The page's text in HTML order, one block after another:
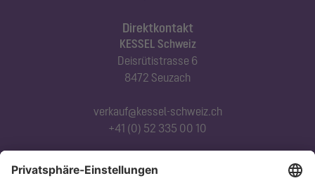
Direktkontakt
KESSEL Schweiz
Deisrütistrasse 6
8472 Seuzach
verkauf@kessel-schweiz.ch
+41 (0) 52 335 00 10
Abonnieren Sie unseren Newsletter